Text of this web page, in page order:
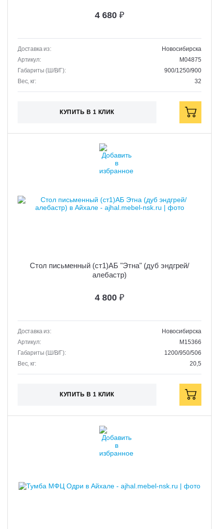
4 680 ₽
Доставка из:
Новосибирска
Артикул:
M04875
Габариты (Ш/В/Г):
900/1250/900
Вес, кг:
32
КУПИТЬ В 1 КЛИК
Стол письменный (ст1)АБ "Этна" (дуб эндгрей/
алебастр)
4 800 ₽
Доставка из:
Новосибирска
Артикул:
M15366
Габариты (Ш/В/Г):
1200/950/506
Вес, кг:
20,5
КУПИТЬ В 1 КЛИК